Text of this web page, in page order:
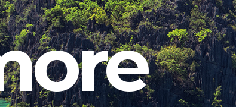
Blockquote
Buttons
Call To Action
Counters
Horizontal
Pie Charts
Call To Action
Contact Form
Google Maps
Image Gallery
Pie Charts
Blog List
Testimonials
Client Carousel